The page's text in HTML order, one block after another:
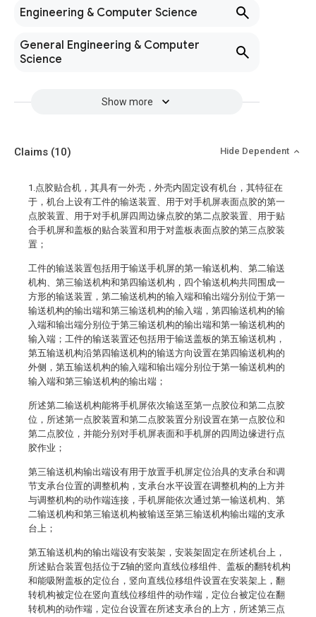
Engineering & Computer Science
General Engineering & Computer
Science
Show more
Claims (10) Hide Dependent
1.点胶贴合机，其具有一外壳，外壳内固定设有机台，其特征在
于，机台上设有工件的输送装置、用于对手机屏表面点胶的第一
点胶装置、用于对手机屏四周边缘点胶的第二点胶装置、用于贴
合手机屏和盖板的贴合装置和用于对盖板表面点胶的第三点胶装
置；
工件的输送装置包括用于输送手机屏的第一输送机构、第二输送
机构、第三输送机构和第四输送机构，四个输送机构共同围成一
方形的输送装置，第二输送机构的输入端和输出端分别位于第一
输送机构的输出端和第三输送机构的输入端，第四输送机构的输
入端和输出端分别位于第三输送机构的输出端和第一输送机构的
输入端；工件的输送装置还包括用于输送盖板的第五输送机构，
第五输送机构沿第四输送机构的输送方向设置在第四输送机构的
外侧，第五输送机构的输入端和输出端分别位于第一输送机构的
输入端和第三输送机构的输出端；
所述第二输送机构能将手机屏依次输送至第一点胶位和第二点胶
位，所述第一点胶装置和第二点胶装置分别设置在第一点胶位和
第二点胶位，并能分别对手机屏表面和手机屏的四周边缘进行点
胶作业；
第三输送机构输出端设有用于放置手机屏定位治具的支承台和调
节支承台位置的调整机构，支承台水平设置在调整机构的上方并
与调整机构的动作端连接，手机屏能依次通过第一输送机构、第
二输送机构和第三输送机构被输送至第三输送机构输出端的支承
台上；
第五输送机构的输出端设有安装架，安装架固定在所述机台上，
所述贴合装置包括位于Z轴的竖向直线位移组件、盖板的翻转机构
和能吸附盖板的定位台，竖向直线位移组件设置在安装架上，翻
转机构被定位在竖向直线位移组件的动作端，定位台被定位在翻
转机构的动作端，定位台设置在所述支承台的上方，所述第三点